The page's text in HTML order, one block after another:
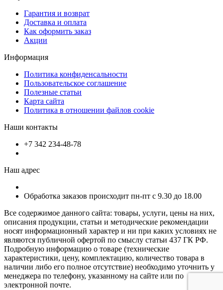
Гарантия и возврат
Доставка и оплата
Как оформить заказ
Акции
Информация
Политика конфиденсальности
Пользовательское соглашение
Полезные статьи
Карта сайта
Политика в отношении файлов cookie
Наши контакты
+7 342 234-48-78
Наш адрес
Обработка заказов происходит пн-пт с 9.30 до 18.00
Все содержимое данного сайта: товары, услуги, цены на них,
описания продукции, статьи и методические рекомендации
носят информационный характер и ни при каких условиях не
являются публичной офертой по смыслу статьи 437 ГК РФ.
Подробную информацию о товаре (технические
характеристики, цену, комплектацию, количество товара в
наличии либо его полное отсутствие) необходимо уточнить у
менеджера по телефону, указанному на сайте или по
электронной почте.